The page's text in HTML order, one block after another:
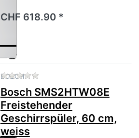
CHF 618.90 *
BOSCH Zu diesem Produkt liegen
Bosch SMS2HTW08E
Freistehender
Geschirrspüler, 60 cm,
weiss